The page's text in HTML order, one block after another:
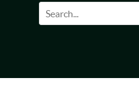
Formulaire